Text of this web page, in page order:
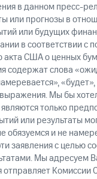
в данном пресс-
или прогнозы в
или будущих
в соответствии с
акта США о ценных
содержат слова
Мы бы
являются только
или результаты
обязуемся и не
заявления с целью
Мы адресуем
отправляет